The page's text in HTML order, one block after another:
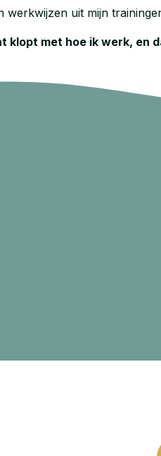
werkwijzen uit mijn
klopt met hoe ik werk, en